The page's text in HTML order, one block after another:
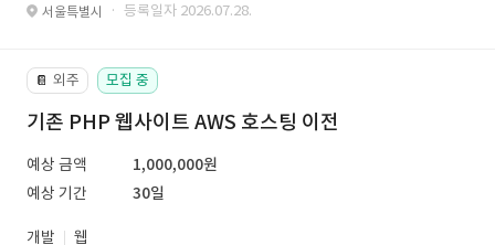
서울특별시 · 등록일자 2026.07.28.
📔 외주 모집 중
기존 PHP 웹사이트 AWS 호스팅 이전
예상 금액
1,000,000원
예상 기간
30일
개발
웹